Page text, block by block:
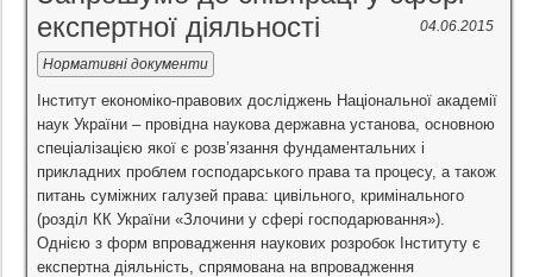
експертної діяльності
04.06.2015
Нормативні документи
Інститут економіко-правових досліджень Національної академії
наук України – провідна наукова державна установа, основною
спеціалізацією якої є розв’язання фундаментальних і
прикладних проблем господарського права та процесу, а також
питань суміжних галузей права: цивільного, кримінального
(розділ КК України «Злочини у сфері господарювання»).
Однією з форм впровадження наукових розробок Інституту є
експертна діяльність, спрямована на впровадження